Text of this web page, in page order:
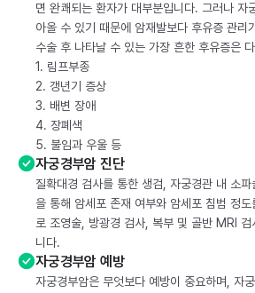
면 완쾌되는 환자가 대부분입니다. 그러나 자
아올 수 있기 때문에 암재발보다 후유증 관리
수술 후 나타날 수 있는 가장 흔한 후유증은
1. 림프부종
2. 갱년기 증상
3. 배변 장애
4. 장폐색
5. 불임과 우울 등
자궁경부암 진단
질확대경 검사를 통한 생검, 자궁경관 내 소
을 통해 암세포 존재 여부와 암세포 침범 정
로 조영술, 방광경 검사, 복부 및 골반 MRI
니다.
자궁경부암 예방
자궁경부암은 무엇보다 예방이 중요하며, 자